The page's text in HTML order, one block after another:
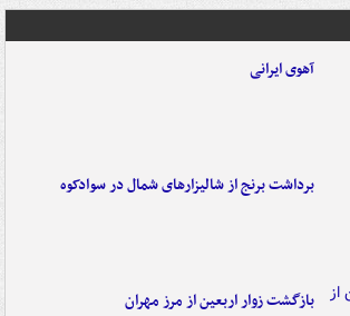
آهوی ایرانی
برداشت برنج از شالیزارهای شمال در سوادکوه
بازگشت زوار اربعین از مرز مهران